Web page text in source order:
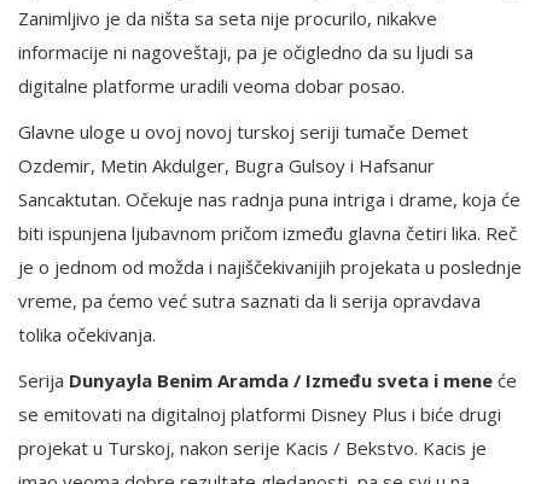
Zanimljivo je da ništa sa seta nije procurilo, nikakve
informacije ni nagoveštaji, pa je očigledno da su ljudi sa
digitalne platforme uradili veoma dobar posao.
Glavne uloge u ovoj novoj turskoj seriji tumače Demet
Ozdemir, Metin Akdulger, Bugra Gulsoy i Hafsanur
Sancaktutan. Očekuje nas radnja puna intriga i drame, koja će
biti ispunjena ljubavnom pričom između glavna četiri lika. Reč
je o jednom od možda i najiščekivanijih projekata u poslednje
vreme, pa ćemo već sutra saznati da li serija opravdava
tolika očekivanja.
Serija Dunyayla Benim Aramda / Između sveta i mene će
se emitovati na digitalnoj platformi Disney Plus i biće drugi
projekat u Turskoj, nakon serije Kacis / Bekstvo. Kacis je